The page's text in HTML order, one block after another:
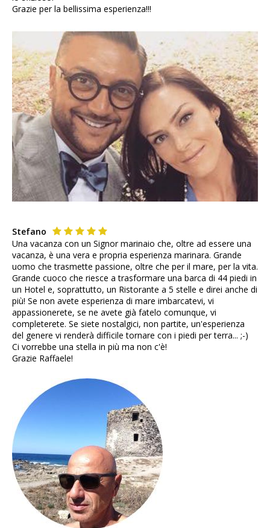
Grazie per la bellissima esperienza!!!
Stefano
Una vacanza con un Signor marinaio che, oltre ad essere una
vacanza, è una vera e propria esperienza marinara. Grande
uomo che trasmette passione, oltre che per il mare, per la vita.
Grande cuoco che riesce a trasformare una barca di 44 piedi in
un Hotel e, soprattutto, un Ristorante a 5 stelle e direi anche di
più! Se non avete esperienza di mare imbarcatevi, vi
appassionerete, se ne avete già fatelo comunque, vi
completerete. Se siete nostalgici, non partite, un'esperienza
del genere vi renderà difficile tornare con i piedi per terra... ;-)
Ci vorrebbe una stella in più ma non c'è!
Grazie Raffaele!